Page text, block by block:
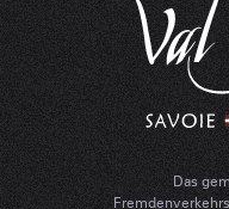
Das